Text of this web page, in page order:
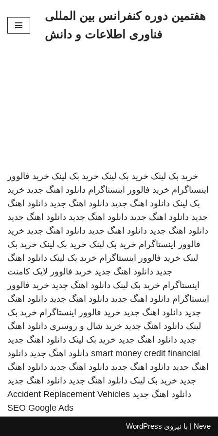
هفتمین دوره کنفرانس بین المللی
فناوری اطلاعات و دانش
خرید بک لینک خرید بک لینک خرید بک لینک خرید فالوور
اینستاگرام خرید فالوور اینستاگرام دانلود اهنگ جدید خرید
بک لینک دانلود اهنگ جدید دانلود اهنگ جدید دانلود اهنگ
جدید دانلود اهنگ جدید دانلود اهنگ جدید دانلود اهنگ جدید
دانلود اهنگ جدید دانلود اهنگ جدید دانلود اهنگ جدید خرید
فالوور اینستاگرام خرید بک لینک خرید بک لینک خرید بک
لینک خرید فالوور اینستاگرام خرید بک لینک دانلود اهنگ
جدید دانلود اهنگ جدید خرید فالوور لایک کامنت
اینستاگرام خرید بک لینک دانلود اهنگ جدید خرید فالوور
اینستاگرام دانلود اهنگ جدید دانلود اهنگ جدید دانلود اهنگ
جدید دانلود اهنگ جدید خرید فالوور اینستاگرام خرید بک
لینک دانلود اهنگ جدید خرید شال و روسری دانلود اهنگ
جدید دانلود اهنگ جدید خرید بک لینک دانلود اهنگ جدید
smart money credit financial دانلود اهنگ جدید دانلود
اهنگ جدید دانلود اهنگ جدید دانلود اهنگ جدید دانلود اهنگ
جدید خرید بک لینک دانلود اهنگ جدید دانلود اهنگ جدید
دانلود اهنگ جدید Accident Replacement Vehicles
SEO Google Ads
Neve | با نیروی WordPress